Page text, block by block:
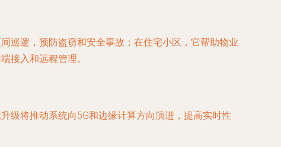
巡逻，预防盗窃和安全事故；在住宅小区，它帮助物业
接入和远程管理。
级将推动系统向5G和边缘计算方向演进，提高实时性